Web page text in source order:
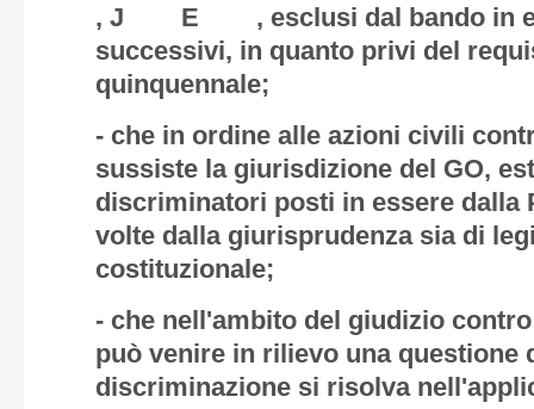
, J E , esclusi dal bando in
successivi, in quanto privi del
quinquennale;
- che in ordine alle azioni civili
sussiste la giurisdizione del GO,
discriminatori posti in essere dalla
volte dalla giurisprudenza sia di
costituzionale;
- che nell'ambito del giudizio
può venire in rilievo una questione
discriminazione si risolva